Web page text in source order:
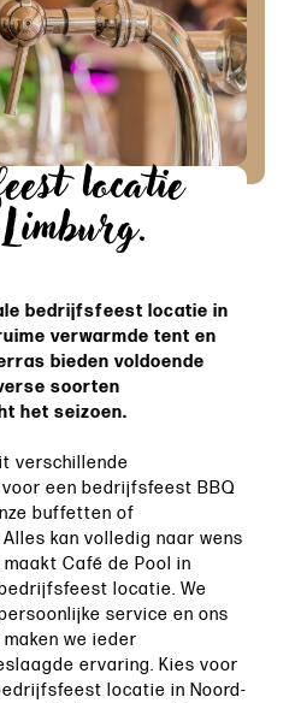
locatie
bedrijfsfeest locatie in
verwarmde tent en
bieden voldoende
soorten
het seizoen.
verschillende
een bedrijfsfeest BBQ
buffetten of
kan volledig naar wens
Café de Pool in
locatie. We
service en ons
we ieder
ervaring. Kies voor
locatie in Noord-